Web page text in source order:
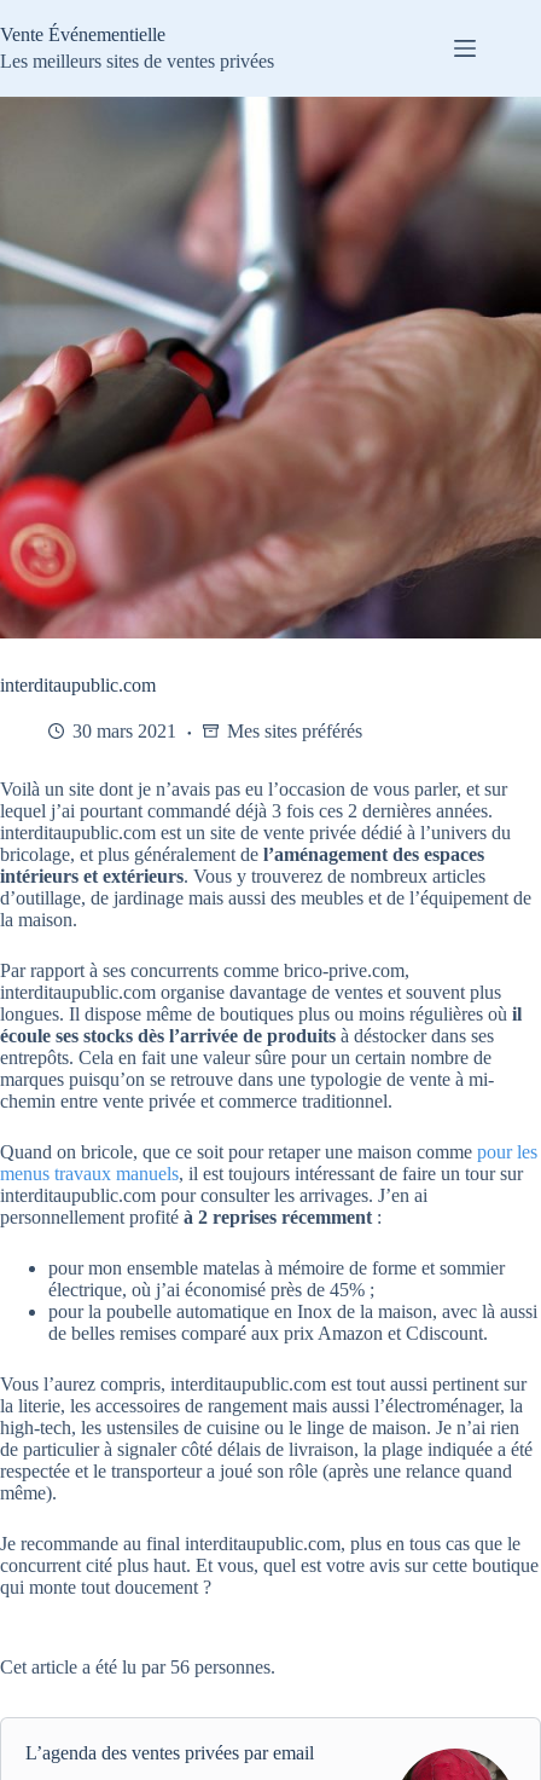
au
contenu
Vente Événementielle
Les meilleurs sites de ventes privées
interditaupublic.com
30 mars 2021 Mes sites préférés
Voilà un site dont je n’avais pas eu l’occasion de vous parler, et sur
lequel j’ai pourtant commandé déjà 3 fois ces 2 dernières années.
interditaupublic.com est un site de vente privée dédié à l’univers du
bricolage, et plus généralement de l’aménagement des espaces
intérieurs et extérieurs. Vous y trouverez de nombreux articles
d’outillage, de jardinage mais aussi des meubles et de l’équipement de
la maison.
Par rapport à ses concurrents comme brico-prive.com,
interditaupublic.com organise davantage de ventes et souvent plus
longues. Il dispose même de boutiques plus ou moins régulières où il
écoule ses stocks dès l’arrivée de produits à déstocker dans ses
entrepôts. Cela en fait une valeur sûre pour un certain nombre de
marques puisqu’on se retrouve dans une typologie de vente à mi-
chemin entre vente privée et commerce traditionnel.
Quand on bricole, que ce soit pour retaper une maison comme pour les
menus travaux manuels, il est toujours intéressant de faire un tour sur
interditaupublic.com pour consulter les arrivages. J’en ai
personnellement profité à 2 reprises récemment :
pour mon ensemble matelas à mémoire de forme et sommier
électrique, où j’ai économisé près de 45% ;
pour la poubelle automatique en Inox de la maison, avec là aussi
de belles remises comparé aux prix Amazon et Cdiscount.
Vous l’aurez compris, interditaupublic.com est tout aussi pertinent sur
la literie, les accessoires de rangement mais aussi l’électroménager, la
high-tech, les ustensiles de cuisine ou le linge de maison. Je n’ai rien
de particulier à signaler côté délais de livraison, la plage indiquée a été
respectée et le transporteur a joué son rôle (après une relance quand
même).
Je recommande au final interditaupublic.com, plus en tous cas que le
concurrent cité plus haut. Et vous, quel est votre avis sur cette boutique
qui monte tout doucement ?
Cet article a été lu par 56 personnes.
L’agenda des ventes privées par email